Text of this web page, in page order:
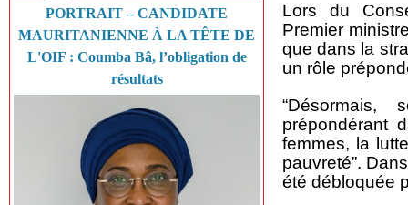
PORTRAIT – CANDIDATE
MAURITANIENNE À LA TÊTE DE
L'OIF : Coumba Bâ, l’obligation de
résultats
Lors du
Premier
que dans la
un rôle
“Désormais,
prépondérant
femmes, la
pauvreté”.
été débloquée